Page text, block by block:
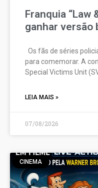
Franquia “Law
ganhar versão
Os fãs de séries
para comemorar. A
Special Victims Unit
LEIA MAIS »
07/08/2026
CINEMA